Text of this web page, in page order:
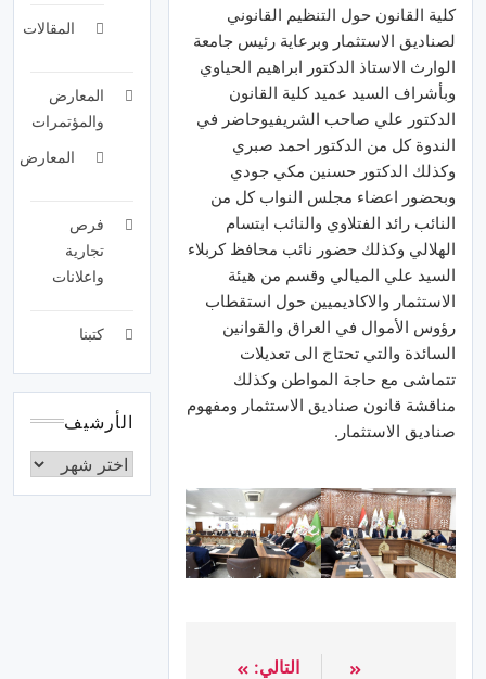
كلية القانون حول التنظيم القانوني
لصناديق الاستثمار وبرعاية رئيس جامعة
الوارث الاستاذ الدكتور ابراهيم الحياوي
وبأشراف السيد عميد كلية القانون
الدكتور علي صاحب الشريفيوحاضر في
الندوة كل من الدكتور احمد صبري
وكذلك الدكتور حسنين مكي جودي
وبحضور اعضاء مجلس النواب كل من
النائب رائد الفتلاوي والنائب ابتسام
الهلالي وكذلك حضور نائب محافظ كربلاء
السيد علي الميالي وقسم من هيئة
الاستثمار والاكاديميين حول استقطاب
رؤوس الأموال في العراق والقوانين
السائدة والتي تحتاج الى تعديلات
تتماشى مع حاجة المواطن وكذلك
مناقشة قانون صناديق الاستثمار ومفهوم
صناديق الاستثمار.
التالي:
المقالات
المعارض
والمؤتمرات
المعارض
فرص
تجارية
واعلانات
كتبنا
الأرشيف